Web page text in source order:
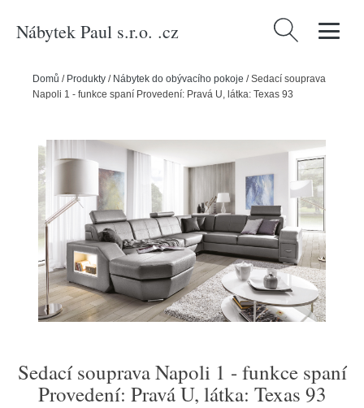
Nábytek Paul s.r.o. .cz Vyhledávání
Domů / Produkty / Nábytek do obývacího pokoje /Sedací souprava
Napoli 1 - funkce spaní Provedení: Pravá U, látka: Texas 93
Sedací souprava Napoli 1 - funkce spaní
Provedení: Pravá U, látka: Texas 93